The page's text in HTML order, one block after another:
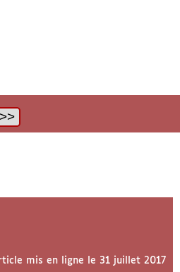
mis en ligne le 31 juillet 2017